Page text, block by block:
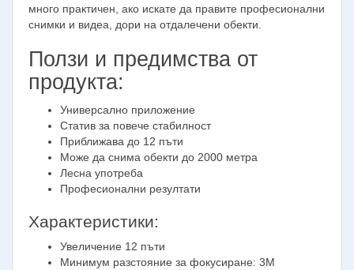
много практичен, ако искате да правите професионални
снимки и видеа, дори на отдалечени обекти.
Ползи и предимства от
продукта:
Универсално приложение
Статив за повече стабилност
Приближава до 12 пъти
Може да снима обекти до 2000 метра
Лесна употреба
Професионални резултати
Характеристики:
Увеличение 12 пъти
Минимум разстояние за фокусиране: 3М